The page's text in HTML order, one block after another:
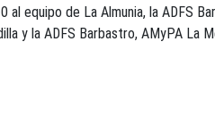
equipo de La Almunia, la ADFS
y la ADFS Barbastro, AMyPA La